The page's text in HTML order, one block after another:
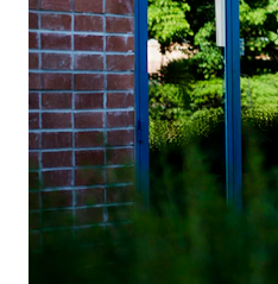
Sibelius – Notation Software
Rom, bygg, saler og studio
Semesterregistrering
STUDENTLIV
Læringsressurser